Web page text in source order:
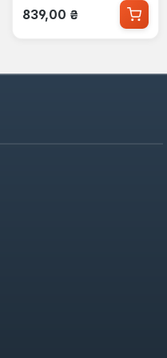
Звичайна ціна:
839,00 ₴